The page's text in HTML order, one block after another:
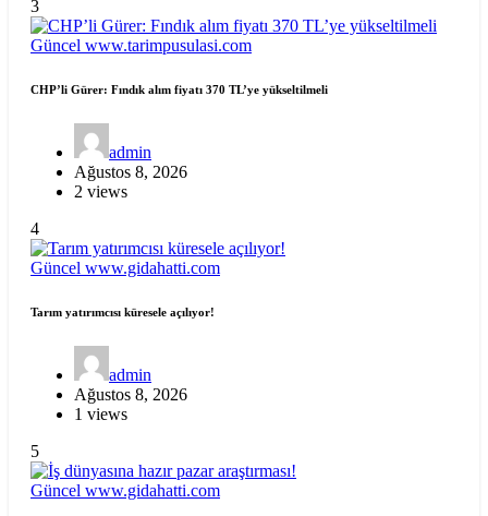
3
Güncel www.tarimpusulasi.com
CHP’li Gürer: Fındık alım fiyatı 370 TL’ye yükseltilmeli
admin
Ağustos 8, 2026
2 views
4
Güncel www.gidahatti.com
Tarım yatırımcısı küresele açılıyor!
admin
Ağustos 8, 2026
1 views
5
Güncel www.gidahatti.com